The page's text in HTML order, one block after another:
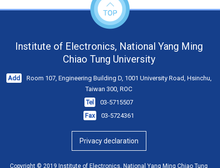
Institute of Electronics, National Yang Ming
Chiao Tung University
Add
Room 107, Engineering Building D, 1001 University Road, Hsinchu,
Taiwan 300, ROC
Tel
03-5715507
Fax
03-5724361
Privacy declaration
Copyright © 2019 Institute of Electronics, National Yang Ming Chiao Tung